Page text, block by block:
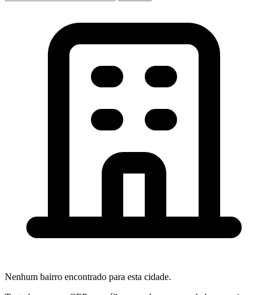
Nenhum bairro encontrado para esta cidade.